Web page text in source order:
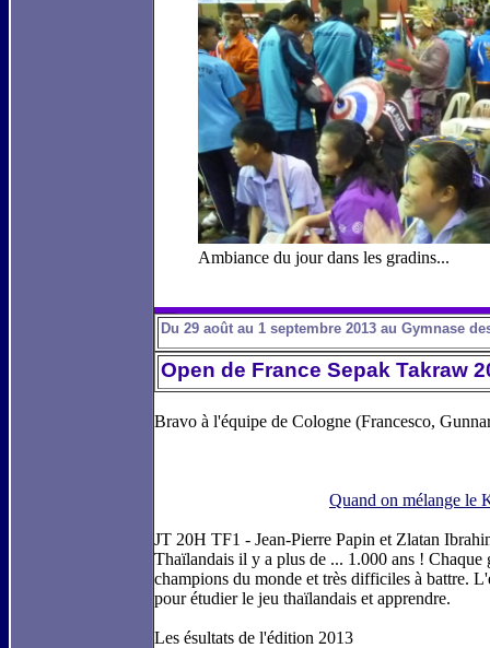
Ambiance du jour
Du 29 août au 1 septembre 2013 au Gymnase
Open de France Sepak Takraw
Bravo à l'équipe de Cologne (Francesco,
Quand on mélange le
JT 20H TF1 - Jean-Pierre Papin et Zlatan
Thaïlandais il y a plus de ... 1.000 ans ! Chaque
champions du monde et très difficiles à battre.
pour étudierle jeu thaïlandais et apprendre.
Les ésultats de l'édition 2013